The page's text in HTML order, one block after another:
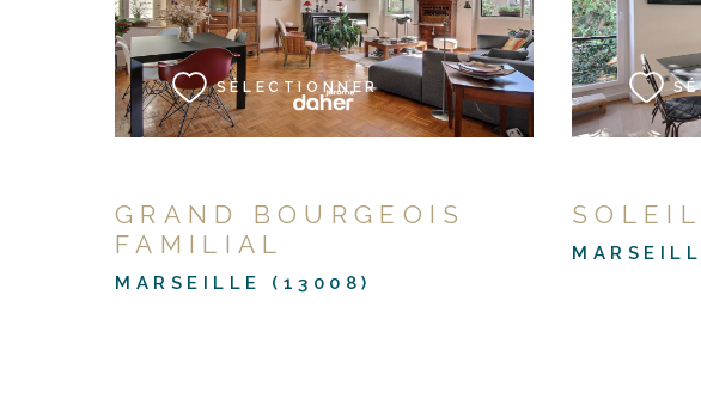
GRAND BOURGEOIS
FAMILIAL
MARSEILLE (13008)
SÉLECTIONNER
VOIR LE BIEN